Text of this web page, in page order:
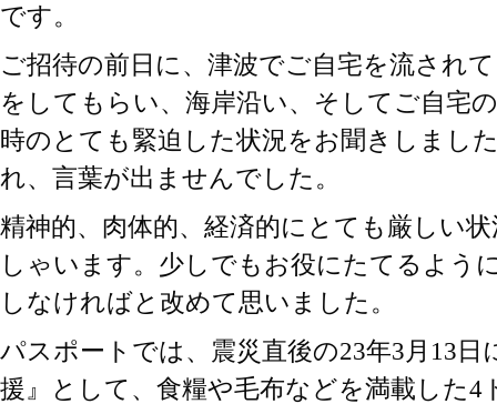
です。
ご招待の前日に、津波でご自宅を流され
をしてもらい、海岸沿い、そしてご自宅
時のとても緊迫した状況をお聞きしまし
れ、言葉が出ませんでした。
精神的、肉体的、経済的にとても厳しい
しゃいます。少しでもお役にたてるよう
しなければと改めて思いました。
パスポートでは、震災直後の23年3月13日
援』として、食糧や毛布などを満載した4